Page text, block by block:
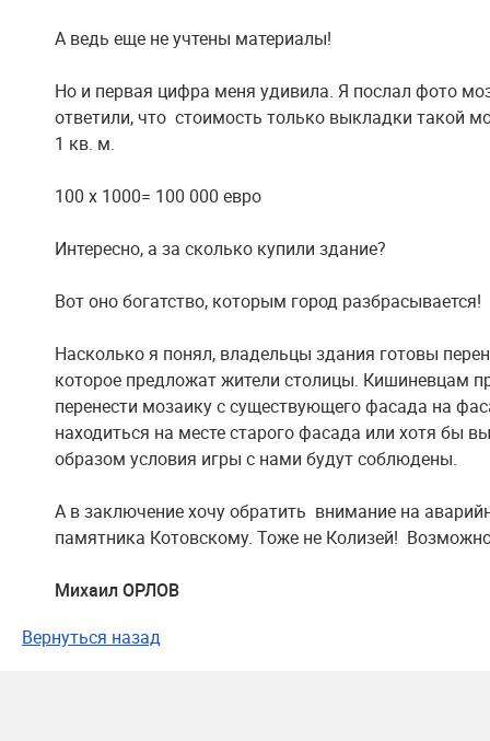
А ведь еще не учтены материалы!
Но и первая цифра меня удивила. Я послал фото
ответили, что стоимость только выкладки такой
1 кв. м.
100 х 1000= 100 000 евро
Интересно, а за сколько купили здание?
Вот оно богатство, которым город разбрасывается!
Насколько я понял, владельцы здания готовы
которое предложат жители столицы. Кишиневцам
перенести мозаику с существующего фасада на
находиться на месте старого фасада или хотя бы
образом условия игры с нами будут соблюдены.
А в заключение хочу обратить внимание на
памятника Котовскому. Тоже не Колизей!
Михаил ОРЛОВ
Вернуться назад